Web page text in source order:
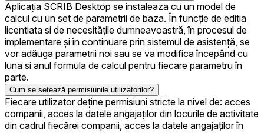
Aplicația SCRIB Desktop se instaleaza cu un model de
calcul cu un set de parametrii de baza. În funcție de editia
licentiata si de necesitățile dumneavoastră, în procesul de
implementare și în continuare prin sistemul de asistență, se
vor adăuga parametrii noi sau se va modifica începând cu
luna si anul formula de calcul pentru fiecare parametru în
parte.
Cum se setează permisiunile utilizatorilor?
Fiecare utilizator deține permisiuni stricte la nivel de: acces
companii, acces la datele angajaților din locurile de activitate
din cadrul fiecărei companii, acces la datele angajaților în